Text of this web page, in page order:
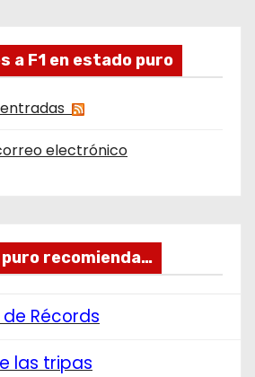
a F1 en estado puro
electrónico
puro recomienda…
Récords
las tripas